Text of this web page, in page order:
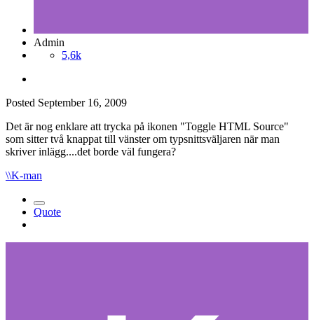
Admin
5,6k
Posted September 16, 2009
Det är nog enklare att trycka på ikonen "Toggle HTML Source"
som sitter två knappat till vänster om typsnittsväljaren när man
skriver inlägg....det borde väl fungera?
\\K-man
Quote